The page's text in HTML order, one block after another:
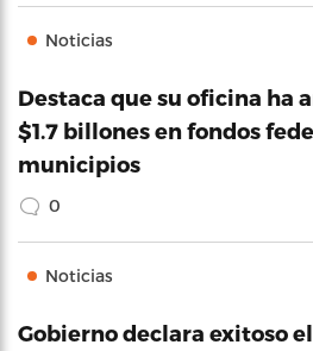
Noticias
Destaca que su oficina ha
$1.7 billones en fondos
municipios
0
Noticias
Gobierno declara exitoso